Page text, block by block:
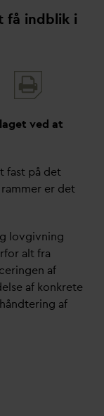
få indblik i
and
ved at
fast på det
er det
lovgiv­ning
alt fra
af
af konkrete
af